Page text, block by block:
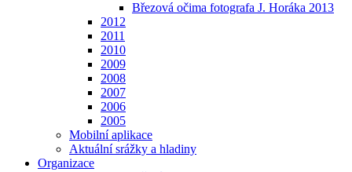
Březová očima fotografa J. Horáka 2013
2012
2011
2010
2009
2008
2007
2006
2005
Mobilní aplikace
Aktuální srážky a hladiny
Organizace